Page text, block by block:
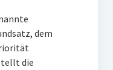
dem
die